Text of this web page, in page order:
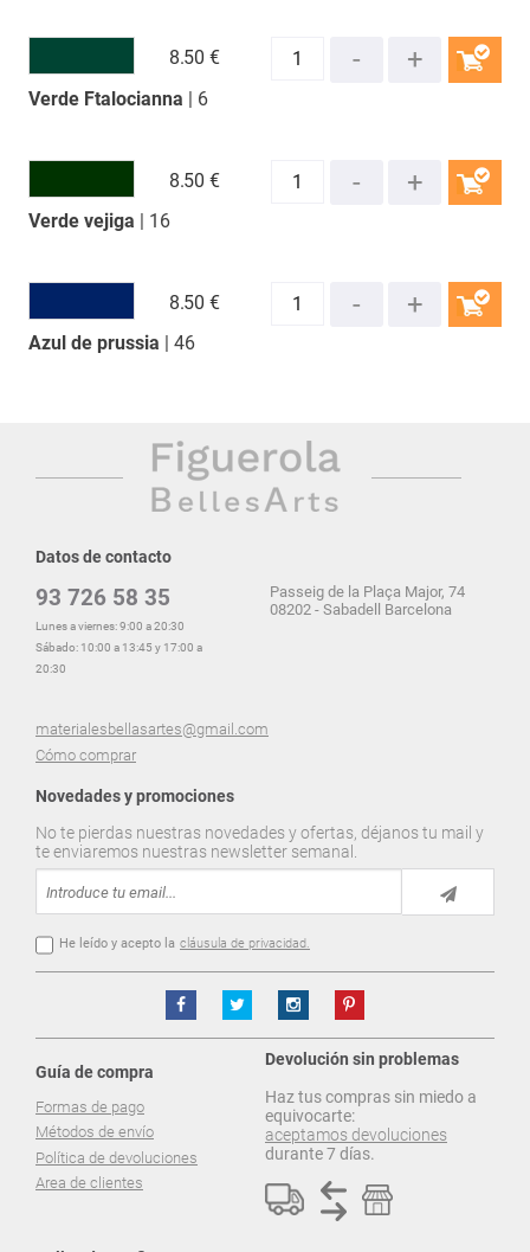
Verde Ftalocianna | 6
8.50 €
Verde vejiga | 16
8.50 €
Azul de prussia | 46
8.50 €
Datos de contacto
93 726 58 35
Lunes a viernes: 9:00 a 20:30
Sábado: 10:00 a 13:45 y 17:00 a
20:30
materialesbellasartes@gmail.com
Cómo comprar
Passeig de la Plaça Major, 74
08202 - Sabadell Barcelona
Novedades y promociones
No te pierdas nuestras novedades y ofertas, déjanos tu mail y
te enviaremos nuestras newsletter semanal.
He leído y acepto la cláusula de privacidad.
Guía de compra
Formas de pago
Métodos de envío
Política de devoluciones
Area de clientes
Devolución sin problemas
Haz tus compras sin miedo a
equivocarte:
aceptamos devoluciones
durante 7 días.